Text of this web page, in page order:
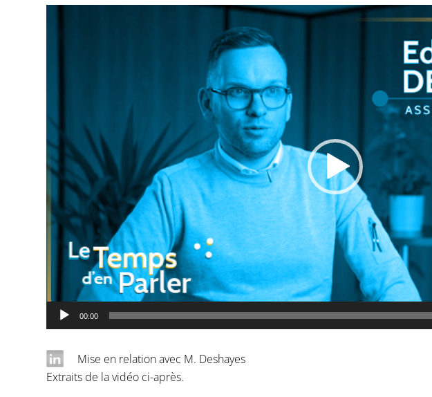
00:00
Mise en relation avec M. Deshayes
Extraits de la vidéo ci-après.